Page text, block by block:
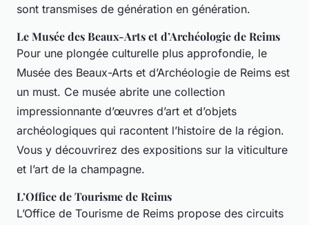
sont transmises de génération en génération.
Le Musée des Beaux-Arts et d’Archéologie de Reims
Pour une plongée culturelle plus approfondie, le
Musée des Beaux-Arts et d’Archéologie de Reims est
un must. Ce musée abrite une collection
impressionnante d’œuvres d’art et d’objets
archéologiques qui racontent l’histoire de la région.
Vous y découvrirez des expositions sur la viticulture
et l’art de la champagne.
L’Office de Tourisme de Reims
L’Office de Tourisme de Reims propose des circuits